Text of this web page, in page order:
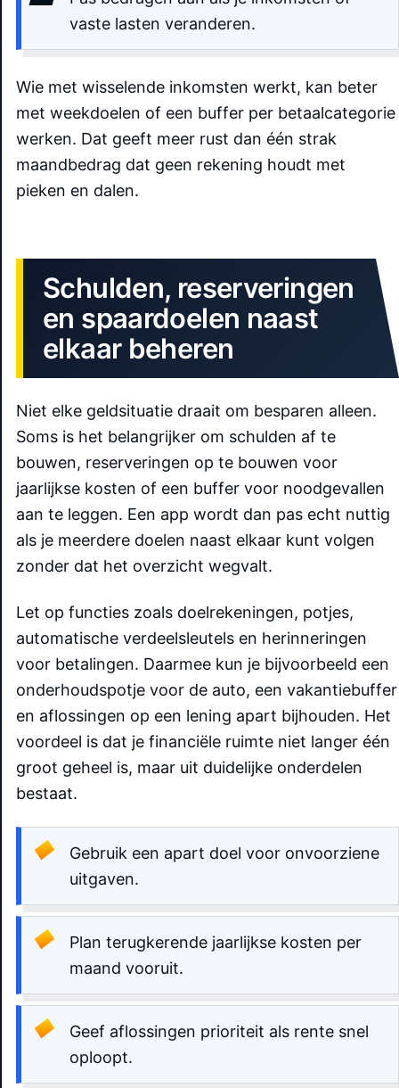
vaste lasten veranderen.
Wie met wisselende inkomsten werkt, kan beter
met weekdoelen of een buffer per betaalcategorie
werken. Dat geeft meer rust dan één strak
maandbedrag dat geen rekening houdt met
pieken en dalen.
Schulden, reserveringen
en spaardoelen naast
elkaar beheren
Niet elke geldsituatie draait om besparen alleen.
Soms is het belangrijker om schulden af te
bouwen, reserveringen op te bouwen voor
jaarlijkse kosten of een buffer voor noodgevallen
aan te leggen. Een app wordt dan pas echt nuttig
als je meerdere doelen naast elkaar kunt volgen
zonder dat het overzicht wegvalt.
Let op functies zoals doelrekeningen, potjes,
automatische verdeelsleutels en herinneringen
voor betalingen. Daarmee kun je bijvoorbeeld een
onderhoudspotje voor de auto, een vakantiebuffer
en aflossingen op een lening apart bijhouden. Het
voordeel is dat je financiële ruimte niet langer één
groot geheel is, maar uit duidelijke onderdelen
bestaat.
Gebruik een apart doel voor onvoorziene
uitgaven.
Plan terugkerende jaarlijkse kosten per
maand vooruit.
Geef aflossingen prioriteit als rente snel
oploopt.